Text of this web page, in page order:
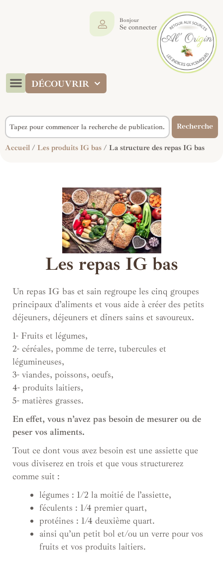
DÉCOUVRIR
Bonjour
Se connecter
Recherche
Accueil / Les produits IG bas / La structure des repas IG bas
Les repas IG bas
Un repas IG bas et sain regroupe les cinq groupes
principaux d’aliments et vous aide à créer des petits
déjeuners, déjeuners et dîners sains et savoureux.
1- Fruits et légumes,
2- céréales, pomme de terre, tubercules et
légumineuses,
3- viandes, poissons, oeufs,
4- produits laitiers,
5- matières grasses.
En effet, vous n’avez pas besoin de mesurer ou de
peser vos aliments.
Tout ce dont vous avez besoin est une assiette que
vous diviserez en trois et que vous structurerez
comme suit :
légumes : 1/2 la moitié de l’assiette,
féculents : 1/4 premier quart,
protéines : 1/4 deuxième quart.
ainsi qu’un petit bol et/ou un verre pour vos
fruits et vos produits laitiers.